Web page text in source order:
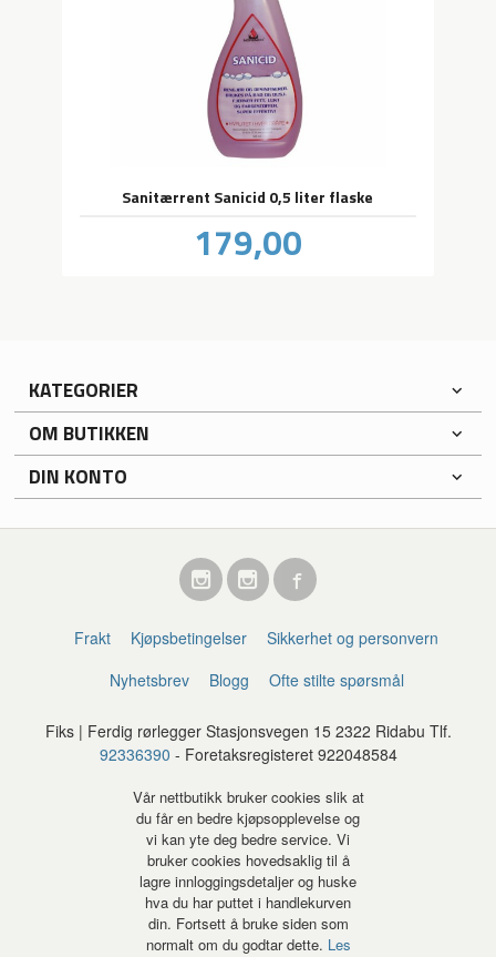
Sanitærrent Sanicid 0,5 liter flaske
Pris
179,00mva.
KATEGORIER
OM BUTIKKEN
DIN KONTO
Frakt Kjøpsbetingelser
Sikkerhet og personvern
Nyhetsbrev
Blogg Ofte stilte spørsmål
Fiks | Ferdig rørlegger Stasjonsvegen 15 2322 Ridabu Tlf.
92336390 - Foretaksregisteret 922048584
Vår nettbutikk bruker cookies slik at
du får en bedre kjøpsopplevelse og
vi kan yte deg bedre service. Vi
bruker cookies hovedsaklig til å
lagre innloggingsdetaljer og huske
hva du har puttet i handlekurven
din. Fortsett å bruke siden som
normalt om du godtar dette. Les